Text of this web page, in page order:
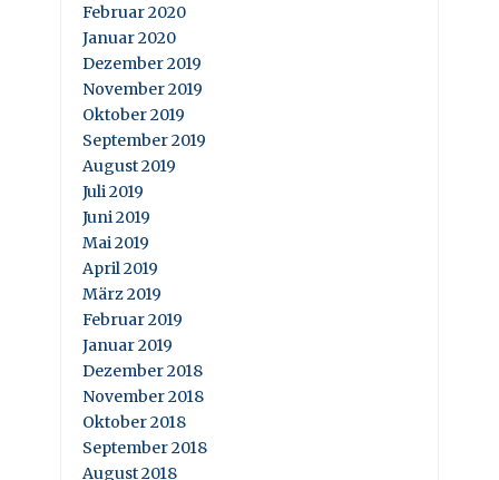
Februar 2020
Januar 2020
Dezember 2019
November 2019
Oktober 2019
September 2019
August 2019
Juli 2019
Juni 2019
Mai 2019
April 2019
März 2019
Februar 2019
Januar 2019
Dezember 2018
November 2018
Oktober 2018
September 2018
August 2018